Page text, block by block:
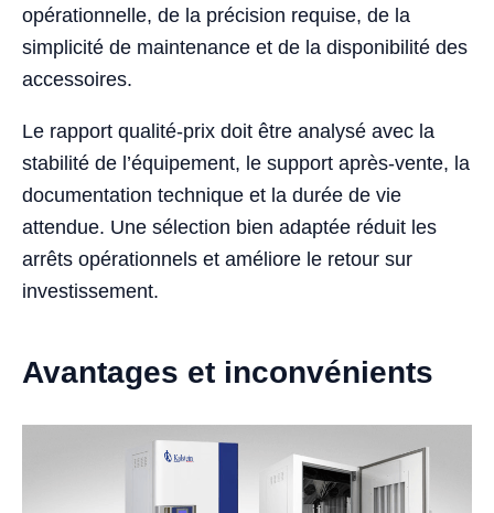
opérationnelle, de la précision requise, de la
simplicité de maintenance et de la disponibilité des
accessoires.
Le rapport qualité-prix doit être analysé avec la
stabilité de l’équipement, le support après-vente, la
documentation technique et la durée de vie
attendue. Une sélection bien adaptée réduit les
arrêts opérationnels et améliore le retour sur
investissement.
Avantages et inconvénients